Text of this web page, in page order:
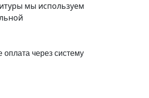
мы используем
через систему